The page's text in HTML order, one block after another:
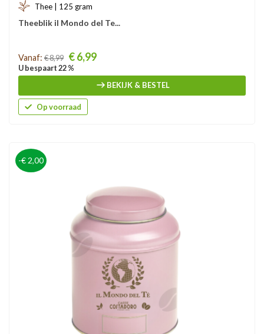
Thee | 125 gram
Theeblik il Mondo del Te...
Prijs
Vanaf: € 8,99 € 6,99
U bespaart 22 %
BEKIJK & BESTEL
Op voorraad
-€ 2,00